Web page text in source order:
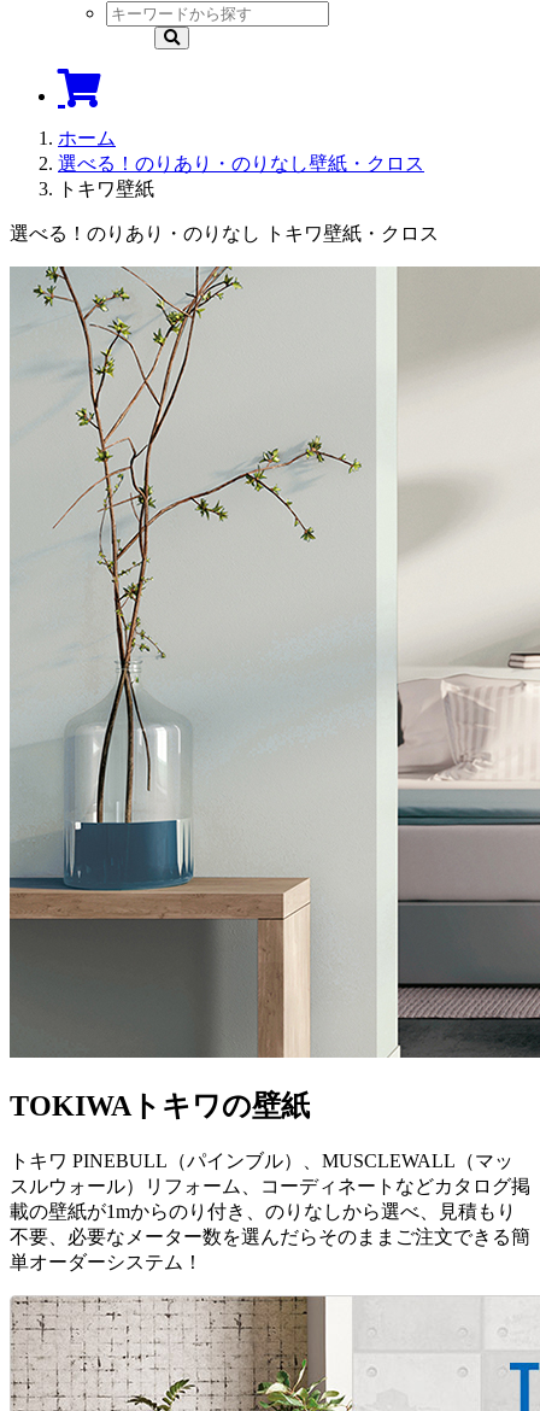
ホーム
選べる！のりあり・のりなし壁紙・クロス
トキワ壁紙
選べる！のりあり・のりなし トキワ壁紙・クロス
TOKIWA トキワの壁紙
トキワ PINEBULL（パインブル）、MUSCLEWALL（マッ
スルウォール）リフォーム、コーディネートなどカタログ掲
載の壁紙が1mからのり付き、のりなしから選べ、見積もり
不要、必要なメーター数を選んだらそのままご注文できる簡
単オーダーシステム！